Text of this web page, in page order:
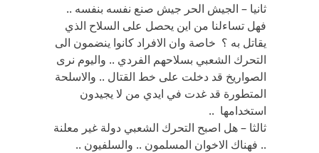
ثانيا – الجيش الحر جيش صنع نفسه بنفسه ..
فهل تساءلنا من اين يحصل على السلاح الذي
يقاتل به ؟ خاصة وان الافراد كانوا ينضمون الى
التحرك الشعبي بسلاحهم الفردي .. واليوم نرى
الصواريخ قد دخلت على خط القتال .. والاسلحة
المتطورة قد غدت في ايدي من لا يجيدون
استخدامها ..
ثالثا – هل اصبح التحرك الشعبي دولة غير معلنة
.. فهناك الاخوان المسلمون .. والسلفيون ..